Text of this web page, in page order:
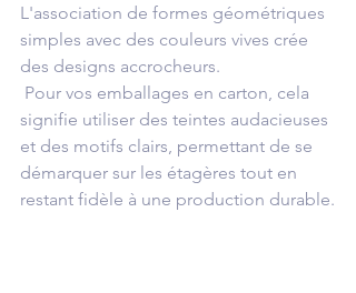
L'association de formes géométriques
simples avec des couleurs vives crée
des designs accrocheurs.
Pour vos emballages en carton, cela
signifie utiliser des teintes audacieuses
et des motifs clairs, permettant de se
démarquer sur les étagères tout en
restant fidèle à une production durable.